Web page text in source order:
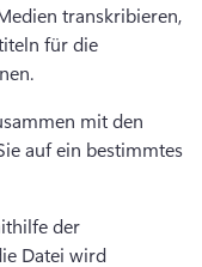
transkribieren,
für die
mit den
auf ein bestimmtes
der
Datei wird